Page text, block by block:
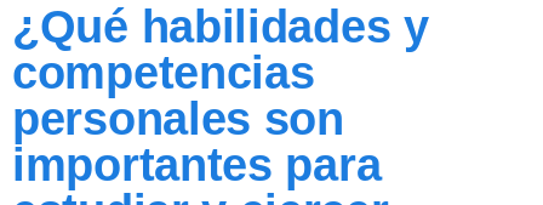
¿Qué habilidades y
competencias
personales son
importantes para